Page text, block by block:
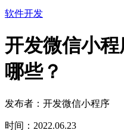
软件开发
开发微信小
哪些？
发布者：开发微信小程序
时间：2022.06.23